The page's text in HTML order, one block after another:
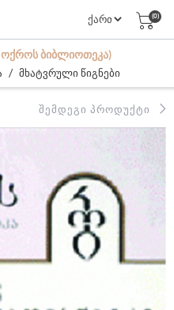
(0)
ᲝᲥᲠᲝᲡ ᲑᲘᲑᲚᲘᲝᲗᲔᲙᲐ)
/ მხატვრული წიგნები
ᲨᲔᲛᲓᲔᲒᲘ ᲞᲠᲝᲓᲣᲥᲢᲘ